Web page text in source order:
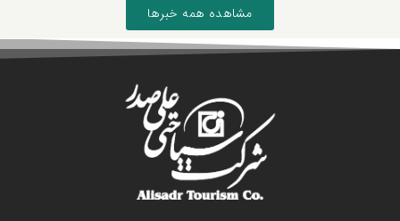
مشاهده همه خبرها